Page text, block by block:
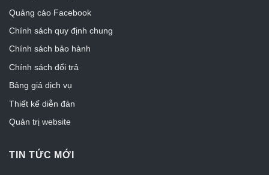
Quảng cáo Facebook
Chính sách quy định chung
Chính sách bảo hành
Chính sách đổi trả
Bảng giá dịch vụ
Thiết kế diễn đàn
Quản trị website
TIN TỨC MỚI